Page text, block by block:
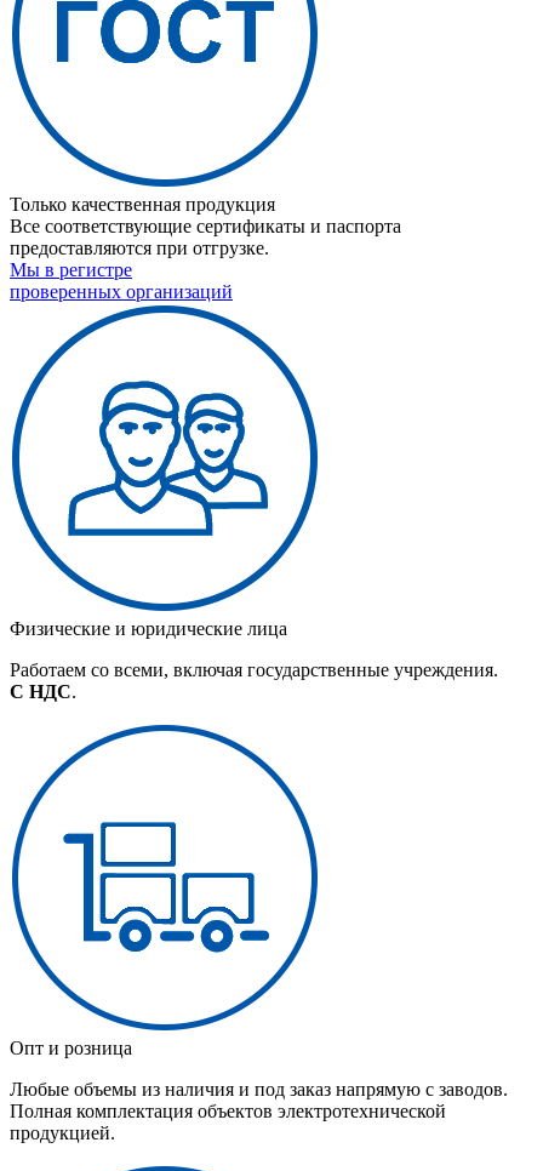
Только качественная продукция
Все соответствующие сертификаты и паспорта
предоставляются при отгрузке.
Мы в регистре
проверенных организаций
Физические и юридические лица
Работаем со всеми, включая государственные учреждения.
С НДС.
Опт и розница
Любые объемы из наличия и под заказ напрямую с заводов.
Полная комплектация объектов электротехнической
продукцией.